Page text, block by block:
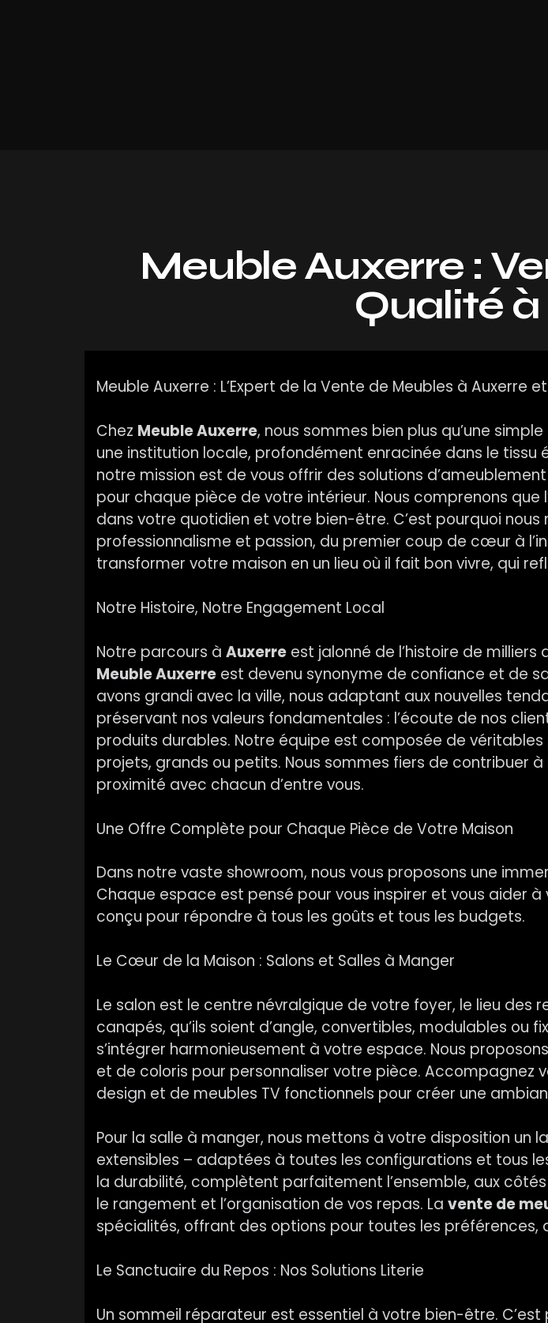
Meuble Auxerre :
Qualité
Meuble Auxerre : L’Expert de la Vente de Meubles à Auxerre
Chez Meuble Auxerre, nous sommes bien plus qu’une
une institution locale, profondément enracinée dans le tissu
notre mission est de vous offrir des solutions
pour chaque pièce de votre intérieur. Nous comprenons
dans votre quotidien et votre bien-être. C’est pourquoi
professionnalisme et passion, du premier coup de cœur à
transformer votre maison en un lieu où il fait bon vivre, qui
Notre Histoire, Notre Engagement Local
Notre parcours à Auxerre est jalonné de l’histoire de
Meuble Auxerre est devenu synonyme de confiance et de
avons grandi avec la ville, nous adaptant aux nouvelles
préservant nos valeurs fondamentales : l’écoute de nos
produits durables. Notre équipe est composée de
projets, grands ou petits. Nous sommes fiers de contribuer
proximité avec chacun d’entre vous.
Une Offre Complète pour Chaque Pièce de Votre Maison
Dans notre vaste showroom, nous vous proposons une
Chaque espace est pensé pour vous inspirer et vous aider
conçu pour répondre à tous les goûts et tous les budgets.
Le Cœur de la Maison : Salons et Salles à Manger
Le salon est le centre névralgique de votre foyer, le lieu
canapés, qu’ils soient d’angle, convertibles, modulables
s’intégrer harmonieusement à votre espace. Nous
et de coloris pour personnaliser votre pièce.
design et de meubles TV fonctionnels pour créer une
Pour la salle à manger, nous mettons à votre disposition
extensibles – adaptées à toutes les configurations et tous
la durabilité, complètent parfaitement l’ensemble, aux
le rangement et l’organisation de vos repas. La vente de
spécialités, offrant des options pour toutes les préférences,
Le Sanctuaire du Repos : Nos Solutions Literie
Un sommeil réparateur est essentiel à votre bien-être.